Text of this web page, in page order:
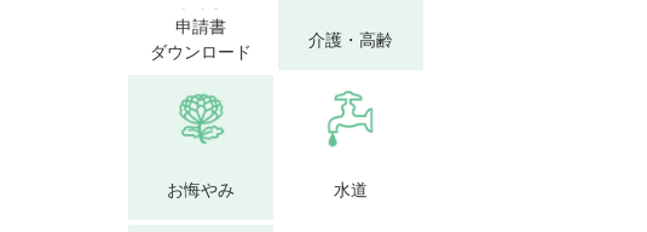
申請書
ダウンロード
介護・高齢
お悔やみ 水道